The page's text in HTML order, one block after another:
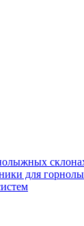
для